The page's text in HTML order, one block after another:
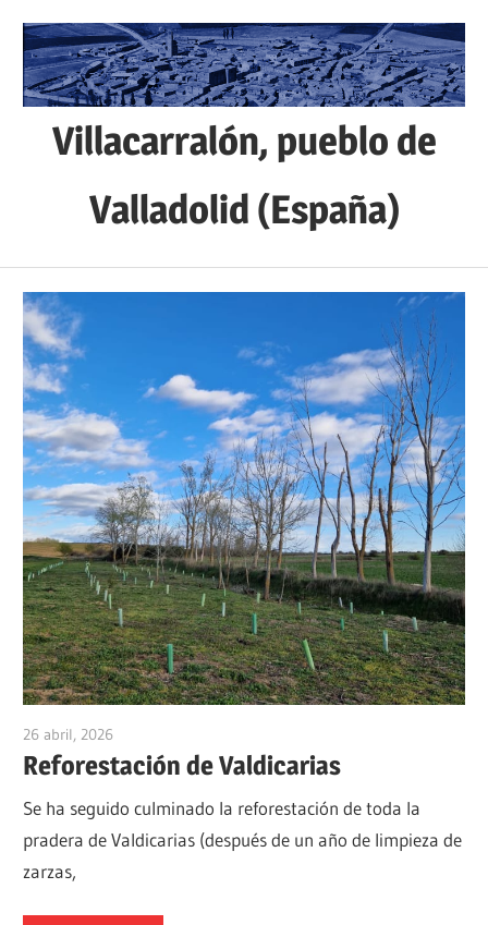
contenido
Villacarralón, pueblo de
Valladolid (España)
de
la
localidad
de
Villacarralón,
situada
en
Tierra
de
Campos
(Valladolid
–
España)
26 abril, 2026
Reforestación de Valdicarias
Se ha seguido culminado la reforestación de toda la
pradera de Valdicarias (después de un año de limpieza de
zarzas,